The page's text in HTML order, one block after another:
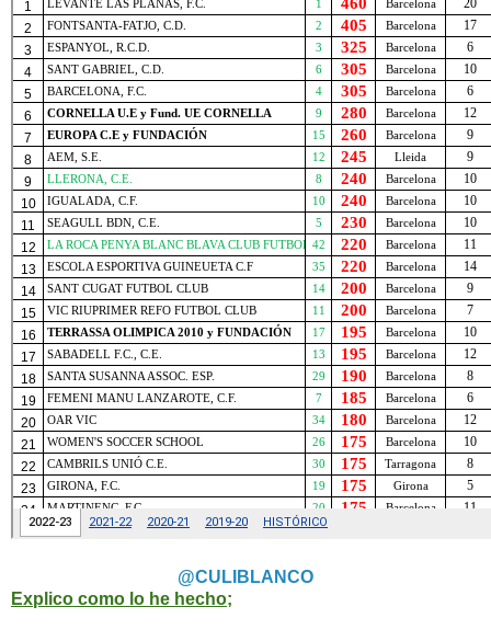
@CULIBLANCO
Explico como lo he hecho;